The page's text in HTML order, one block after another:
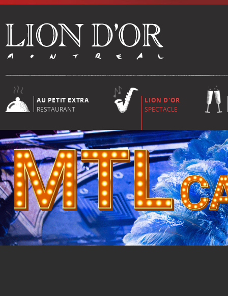
AU PETIT EXTRA
RESTAURANT
LION D'OR
SPECTACLE